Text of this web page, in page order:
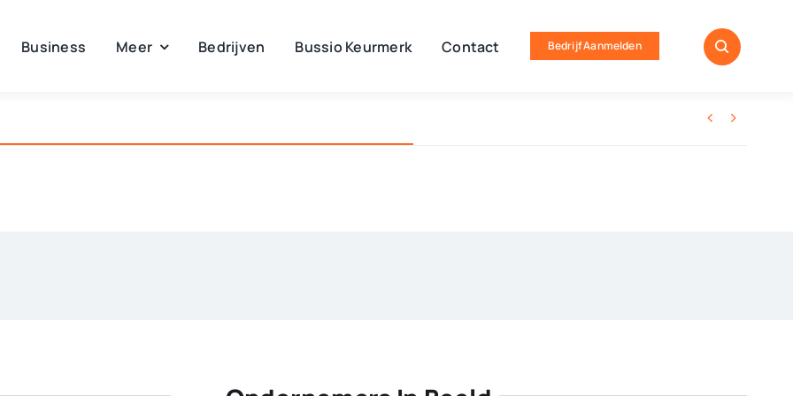
Business Meer Bedrijven Bussio Keurmerk Contact Bedrijf Aanmelden
 